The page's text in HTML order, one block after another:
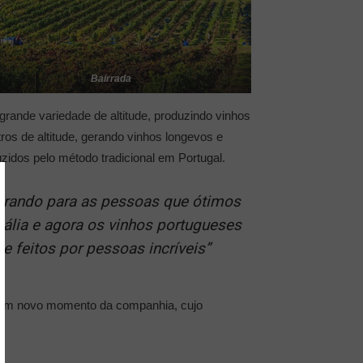
Bairrada
variedade de altitude, produzindo vinhos
de altitude, gerando vinhos longevos e
pelo método tradicional em Portugal.
para as pessoas que ótimos
e agora os vinhos portugueses
feitos por pessoas incríveis”
novo momento da companhia, cujo